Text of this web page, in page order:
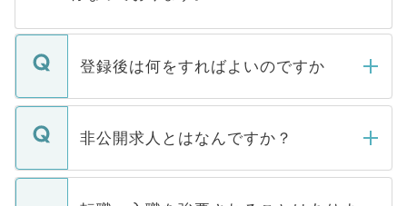
登録後は何をすればよいのですか
ご登録いただきましたら、弊社担当者がご
登録内容を確認し、その後メールもしくは
ます。通常、5営業日以内にはご連絡をせて
いただきますので、しばらくお待ちくださ
非公開求人とはなんですか？
マイナビDOCTORで取り扱っている求人の